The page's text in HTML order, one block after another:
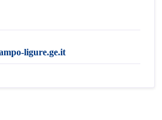
ligure.ge.it